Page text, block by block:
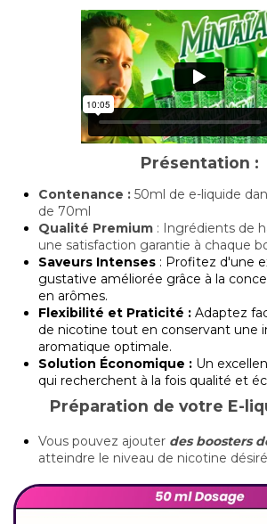
Présentation :
Contenance : 50ml de e-liquide
de 70ml
Qualité Premium : Ingrédients de
une satisfaction garantie à chaque
Saveurs Intenses : Profitez d'une
gustative améliorée grâce à la
en arômes.
Flexibilité et Praticité : Adaptez
de nicotine tout en conservant une
aromatique optimale.
Solution Économique : Un
qui recherchent à la fois qualité et
Préparation de votre E-
Vous pouvez ajouter des boosters
atteindre le niveau de nicotine